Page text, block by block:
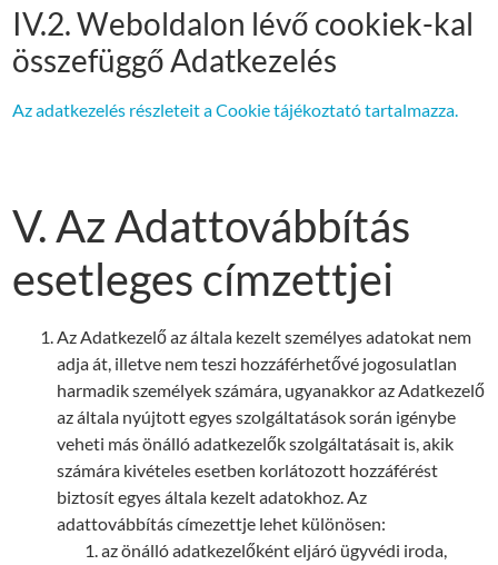
IV.2. Weboldalon lévő cookiek-kal
összefüggő Adatkezelés
Az adatkezelés részleteit a Cookie tájékoztató tartalmazza.
V. Az Adattovábbítás
esetleges címzettjei
Az Adatkezelő az általa kezelt személyes adatokat nem
adja át, illetve nem teszi hozzáférhetővé jogosulatlan
harmadik személyek számára, ugyanakkor az Adatkezelő
az általa nyújtott egyes szolgáltatások során igénybe
veheti más önálló adatkezelők szolgáltatásait is, akik
számára kivételes esetben korlátozott hozzáférést
biztosít egyes általa kezelt adatokhoz. Az
adattovábbítás címezettje lehet különösen:
az önálló adatkezelőként eljáró ügyvédi iroda,